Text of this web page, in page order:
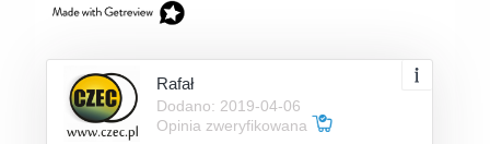
Rafał
Dodano: 2019-04-06
Opinia zweryfikowana